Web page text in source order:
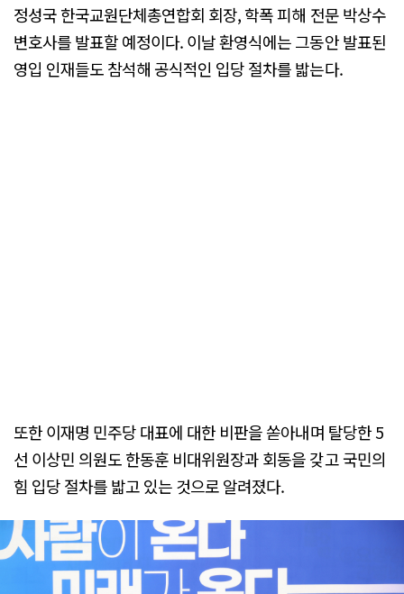
정성국 한국교원단체총연합회 회장, 학폭 피해 전문 박상수
변호사를 발표할 예정이다. 이날 환영식에는 그동안 발표된
영입 인재들도 참석해 공식적인 입당 절차를 밟는다.
또한 이재명 민주당 대표에 대한 비판을 쏟아내며 탈당한 5
선 이상민 의원도 한동훈 비대위원장과 회동을 갖고 국민의
힘 입당 절차를 밟고 있는 것으로 알려졌다.